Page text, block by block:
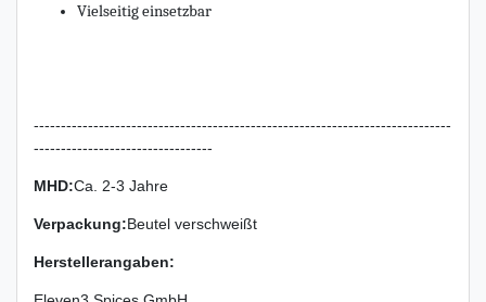
Vielseitig einsetzbar
-----------------------------------------------------------------------------
---------------------------------
MHD:Ca. 2-3 Jahre
Verpackung:Beutel verschweißt
Herstellerangaben: